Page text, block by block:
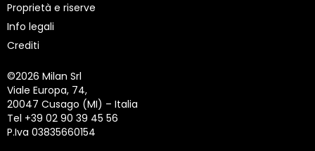
Proprietà e riserve
Info legali
Crediti
©2026 Milan Srl
Viale Europa, 74,
20047 Cusago (MI) – Italia
Tel +39 02 90 39 45 56
P.Iva 03835660154